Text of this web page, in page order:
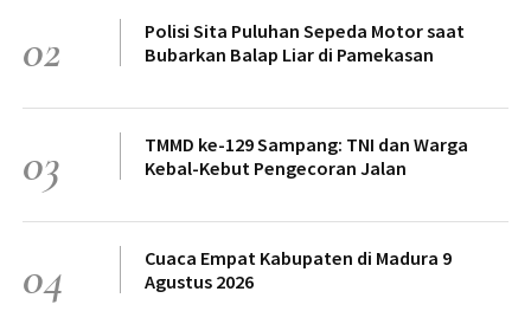
02
Polisi Sita Puluhan Sepeda Motor saat
Bubarkan Balap Liar di Pamekasan
03
TMMD ke-129 Sampang: TNI dan Warga
Kebal-Kebut Pengecoran Jalan
04
Cuaca Empat Kabupaten di Madura 9
Agustus 2026